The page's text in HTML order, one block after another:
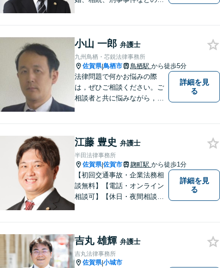
なリーガルサービスを提供い
たします。
小山 一郎 弁護士
九州鳥栖・芯鋭法律事務所
佐賀県|鳥栖市 鳥栖駅 から徒歩5分
法律問題で何かお悩みの際
は，ぜひご相談ください。ご
相談者と共に悩みながら，い
詳細を見
る
江藤 豊史 弁護士
半田法律事務所
佐賀県|佐賀市 麹町駅 から徒歩1分
【初回交通事故・企業法務相
談無料】【電話・オンライン
相談可】【休日・夜間相談
詳細を見
る
吉丸 雄輝 弁護士
吉丸法律事務所
佐賀県|小城市